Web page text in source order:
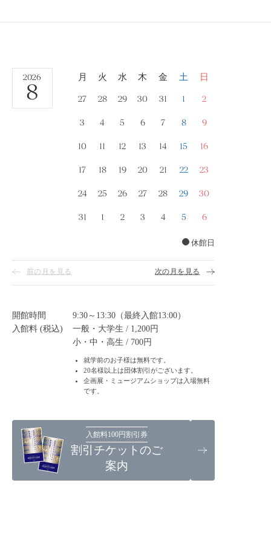
前の月を見る
2026
8
月
次の月を見る
日
27 28 29 30 31 1 2
3 4 5 6 7 8 9
10 11 12 13 14 15 16
17 18 19 20 21 22 23
24 25 26 27 28 29 30
31 1 2 3 4 5 6
休館日
開館時間
9:30～13:30（最終入館13:00）
入館料 (税込)
一般・大学生 / 1,200円
小・中・高生 / 700円
就学前のお子様は無料です。
20名様以上は団体割引がございます。
企画展・ミュージアムショップは入場無料
です。
入館料100円割引券
割引チケットのご
案内